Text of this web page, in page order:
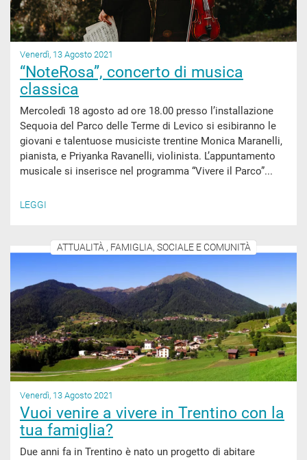
Venerdì, 13 Agosto 2021
“NoteRosa”, concerto di musica
classica
Mercoledì 18 agosto ad ore 18.00 presso l’installazione
Sequoia del Parco delle Terme di Levico si esibiranno le
giovani e talentuose musiciste trentine Monica Maranelli,
pianista, e Priyanka Ravanelli, violinista. L’appuntamento
musicale si inserisce nel programma “Vivere il Parco”...
LEGGI
ATTUALITÀ , FAMIGLIA, SOCIALE E COMUNITÀ
Venerdì, 13 Agosto 2021
Vuoi venire a vivere in Trentino con la
tua famiglia?
Due anni fa in Trentino è nato un progetto di abitare